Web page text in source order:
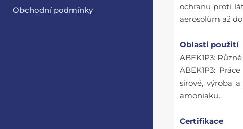
Obchodní podmínky
ochranu proti
aerosolům až do
Oblasti použití
ABEK1P3:
ABEK1P3:
sírové, výroba
amoniaku..
Certifikace